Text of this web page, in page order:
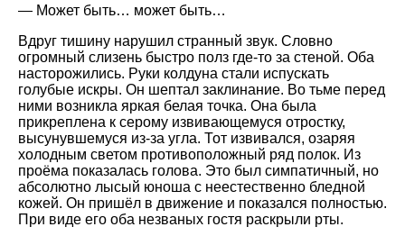
— Может быть… может быть…
Вдруг тишину нарушил странный звук. Словно
огромный слизень быстро полз где-то за стеной. Оба
насторожились. Руки колдуна стали испускать
голубые искры. Он шептал заклинание. Во тьме перед
ними возникла яркая белая точка. Она была
прикреплена к серому извивающемуся отростку,
высунувшемуся из-за угла. Тот извивался, озаряя
холодным светом противоположный ряд полок. Из
проёма показалась голова. Это был симпатичный, но
абсолютно лысый юноша с неестественно бледной
кожей. Он пришёл в движение и показался полностью.
При виде его оба незваных гостя раскрыли рты.